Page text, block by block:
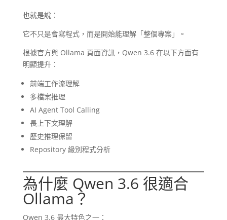
也就是說：
它不只是會寫程式，而是開始能理解「整個專案」。
根據官方與 Ollama 頁面資訊，Qwen 3.6 在以下方面有
明顯提升：
前端工作流理解
多檔案推理
AI Agent Tool Calling
長上下文理解
歷史推理保留
Repository 級別程式分析
為什麼 Qwen 3.6 很適合
Ollama？
Qwen 3.6 最大特色之一：